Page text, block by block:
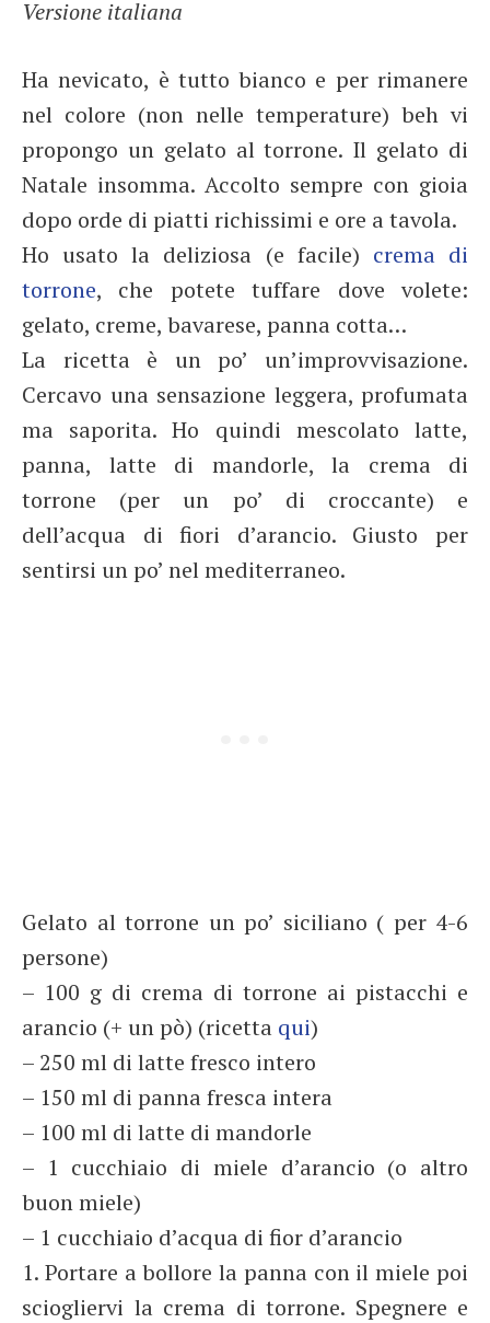
Versione italiana
Ha nevicato, è tutto bianco e per rimanere
nel colore (non nelle temperature) beh vi
propongo un gelato al torrone. Il gelato di
Natale insomma. Accolto sempre con gioia
dopo orde di piatti richissimi e ore a tavola.
Ho usato la deliziosa (e facile) crema di
torrone, che potete tuffare dove volete:
gelato, creme, bavarese, panna cotta…
La ricetta è un po’ un’improvvisazione.
Cercavo una sensazione leggera, profumata
ma saporita. Ho quindi mescolato latte,
panna, latte di mandorle, la crema di
torrone (per un po’ di croccante) e
dell’acqua di fiori d’arancio. Giusto per
sentirsi un po’ nel mediterraneo.
Gelato al torrone un po’ siciliano ( per 4-6
persone)
– 100 g di crema di torrone ai pistacchi e
arancio (+ un pò) (ricetta qui)
– 250 ml di latte fresco intero
– 150 ml di panna fresca intera
– 100 ml di latte di mandorle
– 1 cucchiaio di miele d’arancio (o altro
buon miele)
– 1 cucchiaio d’acqua di fior d’arancio
1. Portare a bollore la panna con il miele poi
sciogliervi la crema di torrone. Spegnere e